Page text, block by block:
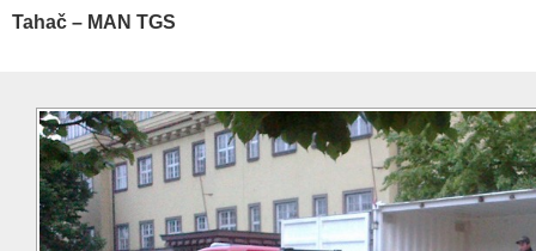
Tahač – MAN TGS